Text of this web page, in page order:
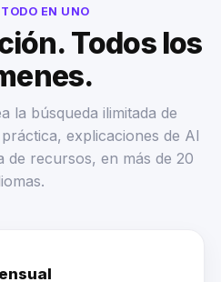
EN UNO
Todos los
la búsqueda ilimitada de
explicaciones de AI
de recursos, en más de 20